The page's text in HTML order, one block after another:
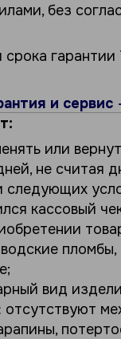
без
гарантии
и сервис
или
не считая
следующих
кассовый
вид